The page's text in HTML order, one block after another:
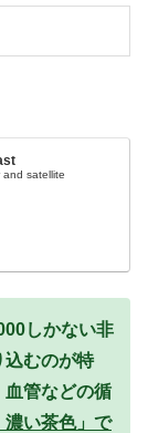
and satellite
しかない非
込むのが特
血管などの循
濃い茶色」で